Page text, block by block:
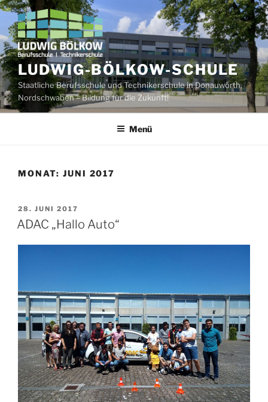
Zum
Inhalt
springen
LUDWIG-BÖLKOW-SCHULE
Staatliche Berufsschule und Technikerschule in Donauwörth,
Nordschwaben – Bildung für die Zukunft!
Menü
MONAT: JUNI 2017
VERÖFFENTLICHT
AM
28. JUNI 2017
ADAC „Hallo Auto“